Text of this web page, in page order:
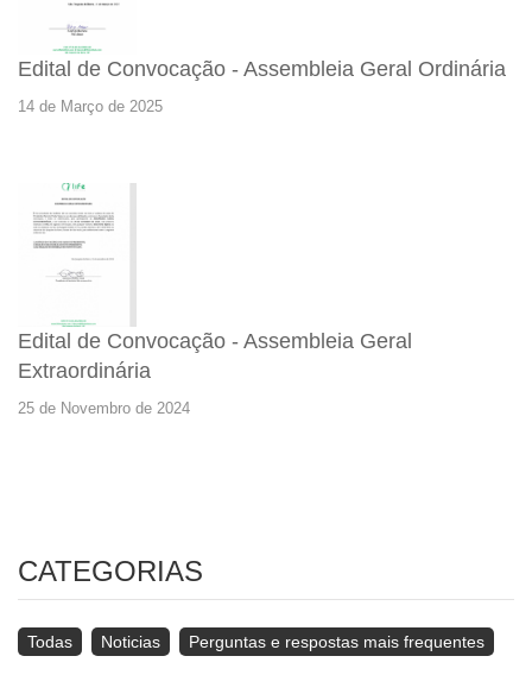
Edital de Convocação - Assembleia Geral Ordinária
14 de Março de 2025
Edital de Convocação - Assembleia Geral
Extraordinária
25 de Novembro de 2024
CATEGORIAS
Todas Noticias Perguntas e respostas mais frequentes